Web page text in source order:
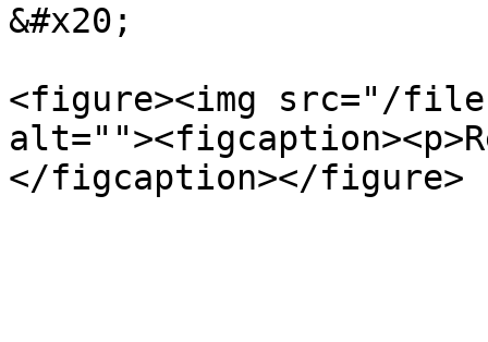
&#x20;
<figure><img src="/files/